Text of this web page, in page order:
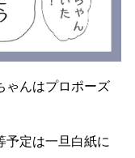
ゃんはプロポーズ
予定は一旦白紙に